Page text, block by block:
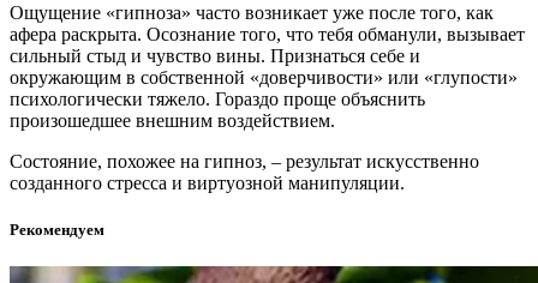
Ощущение «гипноза» часто возникает уже после того, как
афера раскрыта. Осознание того, что тебя обманули, вызывает
сильный стыд и чувство вины. Признаться себе и
окружающим в собственной «доверчивости» или «глупости»
психологически тяжело. Гораздо проще объяснить
произошедшее внешним воздействием.
Состояние, похожее на гипноз, – результат искусственно
созданного стресса и виртуозной манипуляции.
Рекомендуем